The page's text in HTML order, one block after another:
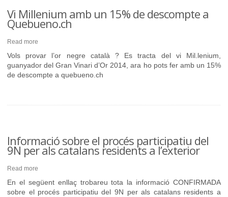
Vi Millenium amb un 15% de descompte a
Quebueno.ch
Read more
Vols provar l’or negre català ? Es tracta del vi Mil.lenium,
guanyador del Gran Vinari d’Or 2014, ara ho pots fer amb un 15%
de descompte a quebueno.ch
Informació sobre el procés participatiu del
9N per als catalans residents a l’exterior
Read more
En el següent enllaç trobareu tota la informació CONFIRMADA
sobre el procés participatiu del 9N per als catalans residents a